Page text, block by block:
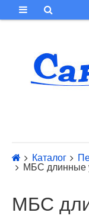
Каталог
МБС длинные
МБС